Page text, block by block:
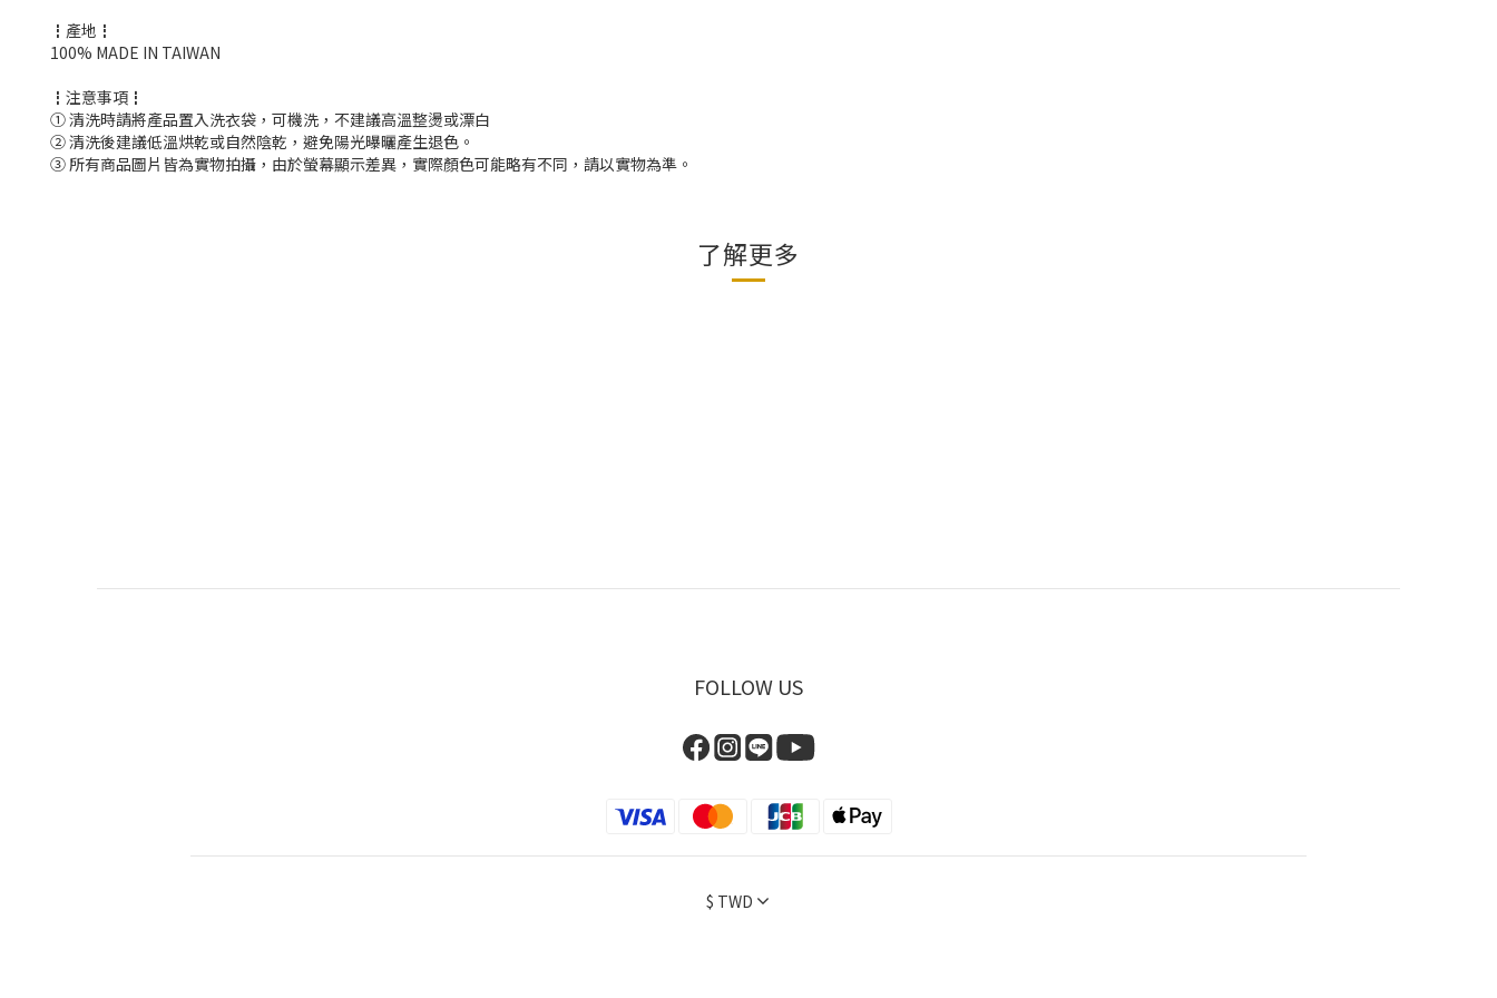
┇產地┇
100% MADE IN TAIWAN
┇注意事項┇
① 清洗時請將產品置入洗衣袋，可機洗，不建議高溫整燙或漂白
② 清洗後建議低溫烘乾或自然陰乾，避免陽光曝曬產生退色。
③ 所有商品圖片皆為實物拍攝，由於螢幕顯示差異，實際顏色可能略有不同，請以實物為準。
了解更多
FOLLOW US
$ TWD